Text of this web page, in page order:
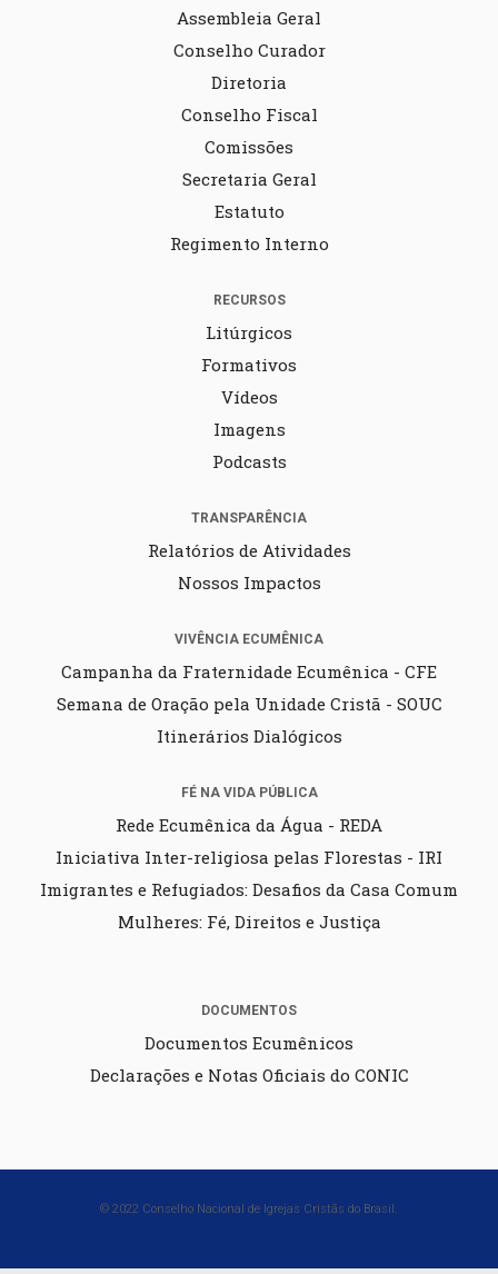
Assembleia Geral
Conselho Curador
Diretoria
Conselho Fiscal
Comissões
Secretaria Geral
Estatuto
Regimento Interno
RECURSOS
Litúrgicos
Formativos
Vídeos
Imagens
Podcasts
TRANSPARÊNCIA
Relatórios de Atividades
Nossos Impactos
VIVÊNCIA ECUMÊNICA
Campanha da Fraternidade Ecumênica - CFE
Semana de Oração pela Unidade Cristã - SOUC
Itinerários Dialógicos
FÉ NA VIDA PÚBLICA
Rede Ecumênica da Água - REDA
Iniciativa Inter-religiosa pelas Florestas - IRI
Imigrantes e Refugiados: Desafios da Casa Comum
Mulheres: Fé, Direitos e Justiça
DOCUMENTOS
Documentos Ecumênicos
Declarações e Notas Oficiais do CONIC
© 2022 Conselho Nacional de Igrejas Cristãs do Brasil.